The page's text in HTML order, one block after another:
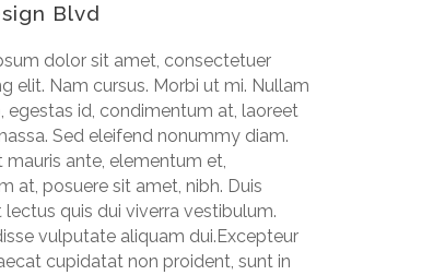
Blvd
dolor sit amet, consectetuer
elit. Nam cursus. Morbi ut mi. Nullam
egestas id, condimentum at, laoreet
Sed eleifend nonummy diam.
mauris ante, elementum et,
at, posuere sit amet, nibh. Duis
lectus quis dui viverra vestibulum.
vulputate aliquam dui.Excepteur
cupidatat non proident, sunt in